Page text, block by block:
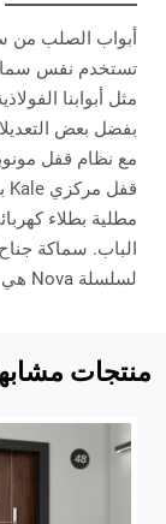
تستخدم نفس سماكة
مثل أبوابنا
بفضل بعض
مطلية بطلاء
الباب. سماكة جناح
لسلسلة Nova هي نفسها كما في باقي السلاسل الخاصة بنا.
منتجات